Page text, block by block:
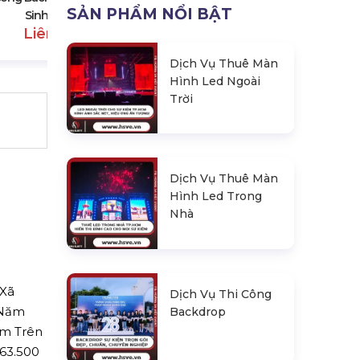
Sinh Nhật
Liên hệ
Trên
SẢN PHẨM NỔI BẬT
Dịch Vụ Thuê Màn
Hình Led Ngoài
Trời
Dịch Vụ Thuê Màn
Hình Led Trong
Nhà
Dịch Vụ Thi Công
Backdrop